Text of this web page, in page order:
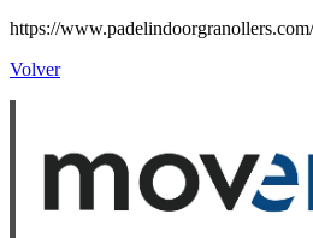
https://
Volver